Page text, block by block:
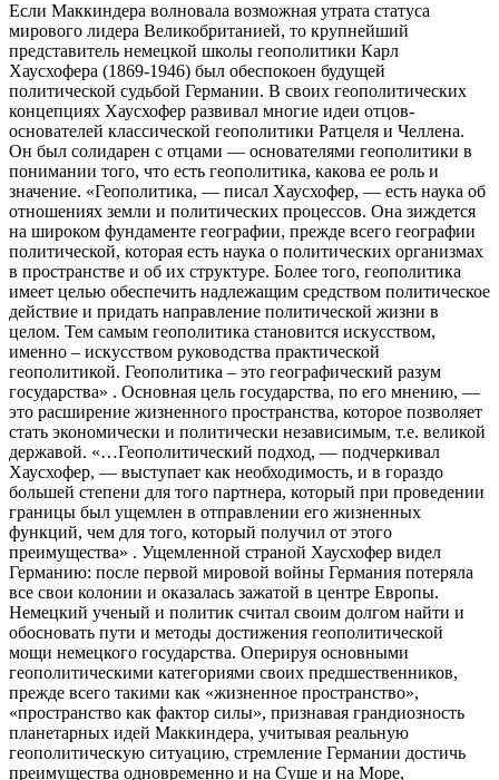
Если Маккиндера волновала возможная утрата статуса
мирового лидера Великобританией, то крупнейший
представитель немецкой школы геополитики Карл
Хаусхофера (1869-1946) был обеспокоен будущей
политической судьбой Германии. В своих геополитических
концепциях Хаусхофер развивал многие идеи отцов-
основателей классической геополитики Ратцеля и Челлена.
Он был солидарен с отцами — основателями геополитики в
понимании того, что есть геополитика, какова ее роль и
значение. «Геополитика, — писал Хаусхофер, — есть наука об
отношениях земли и политических процессов. Она зиждется
на широком фундаменте географии, прежде всего географии
политической, которая есть наука о политических организмах
в пространстве и об их структуре. Более того, геополитика
имеет целью обеспечить надлежащим средством политическое
действие и придать направление политической жизни в
целом. Тем самым геополитика становится искусством,
именно – искусством руководства практической
геополитикой. Геополитика – это географический разум
государства» . Основная цель государства, по его мнению, —
это расширение жизненного пространства, которое позволяет
стать экономически и политически независимым, т.е. великой
державой. «…Геополитический подход, — подчеркивал
Хаусхофер, — выступает как необходимость, и в гораздо
большей степени для того партнера, который при проведении
границы был ущемлен в отправлении его жизненных
функций, чем для того, который получил от этого
преимущества» . Ущемленной страной Хаусхофер видел
Германию: после первой мировой войны Германия потеряла
все свои колонии и оказалась зажатой в центре Европы.
Немецкий ученый и политик считал своим долгом найти и
обосновать пути и методы достижения геополитической
мощи немецкого государства. Оперируя основными
геополитическими категориями своих предшественников,
прежде всего такими как «жизненное пространство»,
«пространство как фактор силы», признавая грандиозность
планетарных идей Маккиндера, учитывая реальную
геополитическую ситуацию, стремление Германии достичь
преимущества одновременно и на Суше и на Море,